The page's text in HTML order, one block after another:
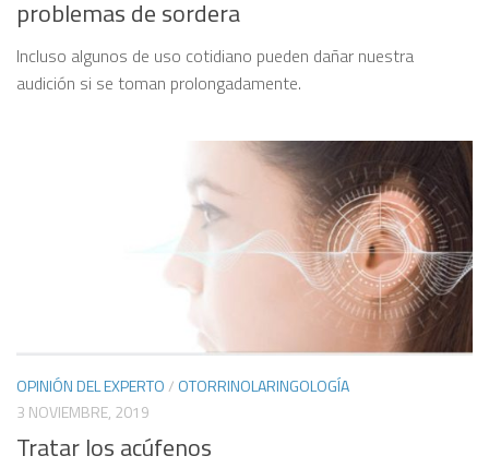
problemas de sordera
Incluso algunos de uso cotidiano pueden dañar nuestra
audición si se toman prolongadamente.
OPINIÓN DEL EXPERTO/ OTORRINOLARINGOLOGÍA
3 NOVIEMBRE, 2019
Tratar los acúfenos